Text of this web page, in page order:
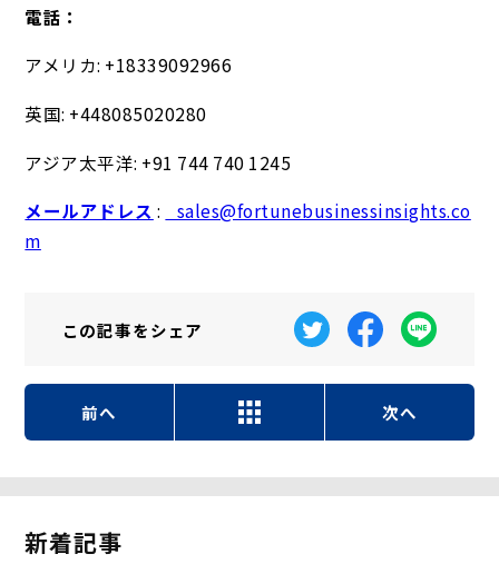
電話：
アメリカ: +18339092966
英国: +448085020280
アジア太平洋: +91 744 740 1245
メールアドレス :
sales@fortunebusinessinsights.co
m
この記事をシェア
前へ 次へ
新着記事